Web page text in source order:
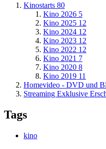
Kinostarts 80
Kino 2026 5
Kino 2025 12
Kino 2024 12
Kino 2023 12
Kino 2022 12
Kino 2021 7
Kino 2020 8
Kino 2019 11
Homevideo - DVD und
Streaming Exklusive
Tags
kino